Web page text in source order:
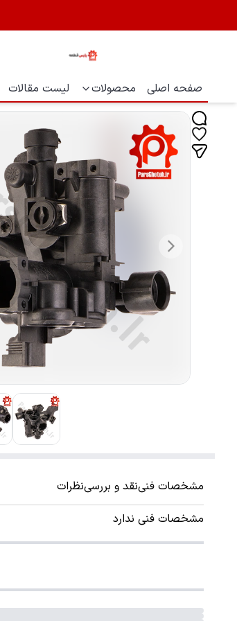
صفحه اصلی
محصولات لیست مقالات
مشخصات فنینقد و بررسینظرات
مشخصات فنی ندارد